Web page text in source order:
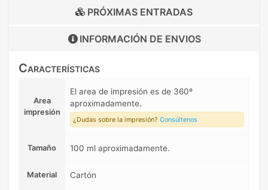
PRÓXIMAS ENTRADAS
INFORMACIÓN DE ENVIOS
Características
Area
impresión
El area de impresión es de 360º
aproximadamente.
¿Dudas sobre la impresión? Consúltenos
Tamaño 100 ml aproximadamente.
Material Cartón